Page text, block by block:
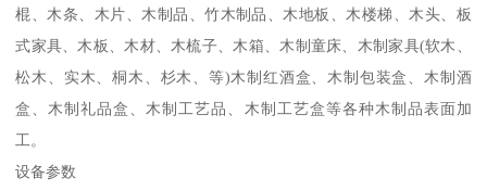
棍、木条、木片、木制品、竹木制品、木地板、木楼梯、木头、板
式家具、木板、木材、木梳子、木箱、木制童床、木制家具(软木、
松木、实木、桐木、杉木、等)木制红酒盒、木制包装盒、木制酒
盒、木制礼品盒、木制工艺品、木制工艺盒等各种木制品表面加
工。
设备参数